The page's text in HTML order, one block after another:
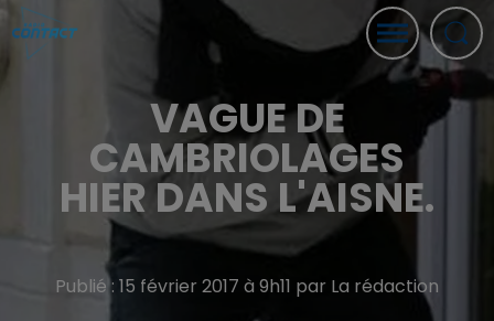
VAGUE DE
CAMBRIOLAGES
HIER DANS L'AISNE.
Publié : 15 février 2017 à 9h11 par La rédaction